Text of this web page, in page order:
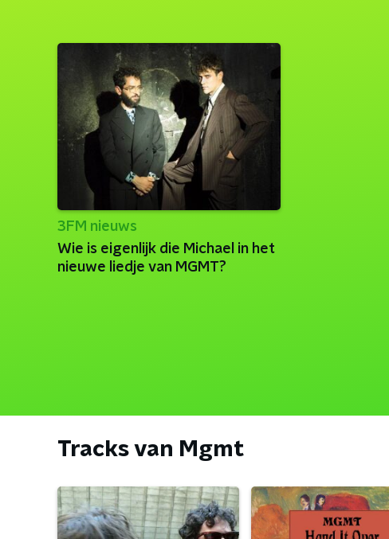
3FM nieuws
Wie is eigenlijk die Michael in het
nieuwe liedje van MGMT?
Tracks van Mgmt